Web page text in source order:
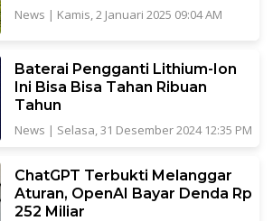
News | Kamis, 2 Januari 2025 09:04 AM
Baterai Pengganti Lithium-Ion
Ini Bisa Bisa Tahan Ribuan
Tahun
News | Selasa, 31 Desember 2024 12:35 PM
ChatGPT Terbukti Melanggar
Aturan, OpenAI Bayar Denda Rp
252 Miliar